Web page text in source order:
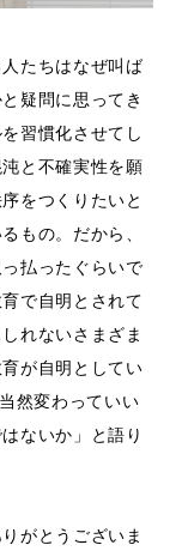
たちはなぜ叫ば
疑問に思ってき
習慣化させてし
と不確実性を願
をつくりたいと
もの。だから、
払ったぐらいで
で自明とされて
れないさまざま
が自明としてい
然変わっていい
ないか」と語り
がとうございま